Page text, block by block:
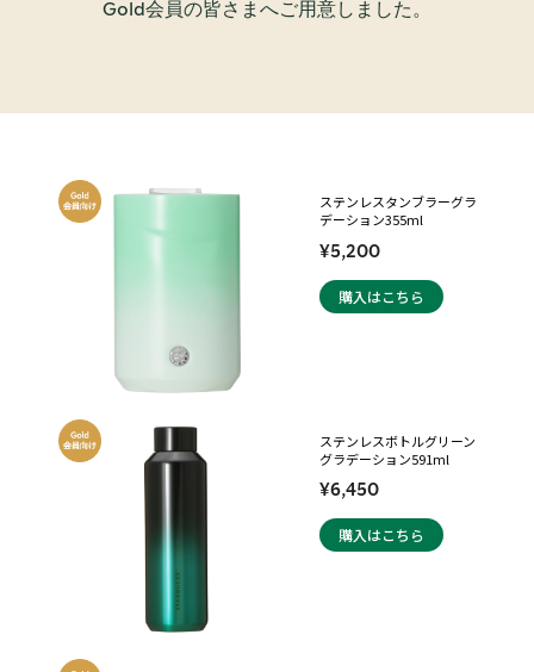
Gold会員の皆さまへご用意しました。
ステンレスタンブラーグラ
デーション355ml
¥5,200
購入はこちら
ステンレスボトルグリーン
グラデーション591ml
¥6,450
購入はこちら